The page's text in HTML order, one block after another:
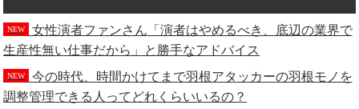
NEW
女性演者ファンさん「演者はやめるべき、底辺の業界で
生産性無い仕事だから」と勝手なアドバイス
NEW
今の時代、時間かけてまで羽根アタッカーの羽根モノを
調整管理できる人ってどれくらいいるの？